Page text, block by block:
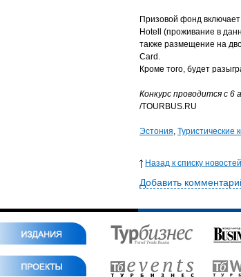
Призовой фонд
Hotell (проживание в
также размещение на
Card.
Кроме того, будет
Конкурс проводится с 6
/TOURBUS.RU
Эстония, Туристические
Назад к списку новостей
Добавить